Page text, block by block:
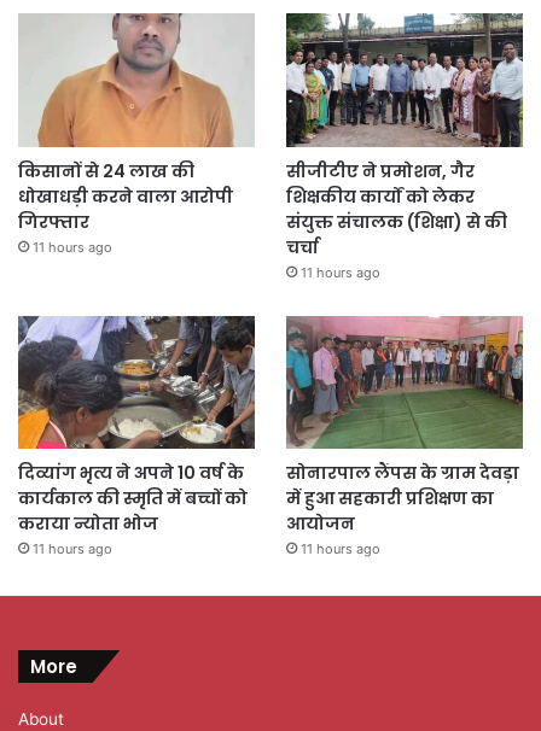
किसानों से 24 लाख की
धोखाधड़ी करने वाला आरोपी
गिरफ्तार
11 hours ago
सीजीटीए ने प्रमोशन, गैर
शिक्षकीय कार्यों को लेकर
संयुक्त संचालक (शिक्षा) से की
चर्चा
11 hours ago
दिव्यांग भृत्य ने अपने 10 वर्ष के
कार्यकाल की स्मृति में बच्चों को
कराया न्योता भोज
11 hours ago
सोनारपाल लैंपस के ग्राम देवड़ा
में हुआ सहकारी प्रशिक्षण का
आयोजन
11 hours ago
More
About